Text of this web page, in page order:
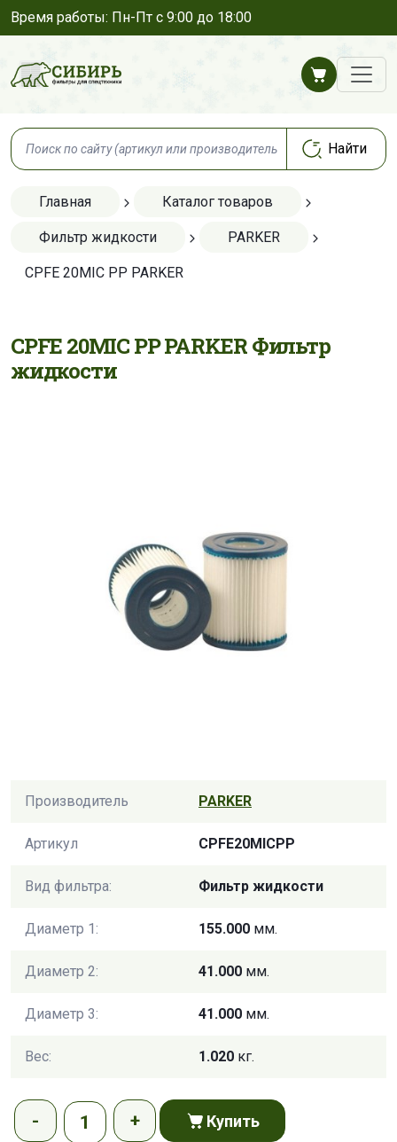
Время работы: Пн-Пт с 9:00 до 18:00
Главная Каталог товаров
Фильтр жидкости PARKER
CPFE 20MIC PP PARKER
CPFE 20MIC PP PARKER Фильтр
жидкости
Производитель PARKER
Артикул CPFE20MICPP
Вид фильтра: Фильтр жидкости
Диаметр 1: 155.000 мм.
Диаметр 2: 41.000 мм.
Диаметр 3: 41.000 мм.
Вес: 1.020 кг.
Купить